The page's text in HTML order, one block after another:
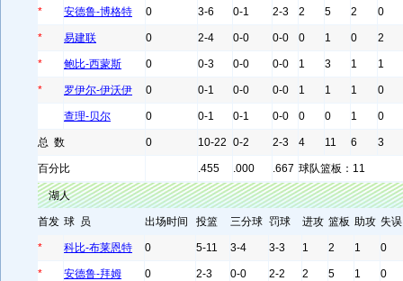
* 安德鲁-博格特 0 3-6 0-1 2-3 2 5 2 0
* 易建联 0 2-4 0-0 0-0 0 1 0 2
* 鲍比-西蒙斯 0 0-3 0-0 0-0 1 3 1 1
* 罗伊尔-伊沃伊 0 0-1 0-0 0-0 1 1 1 0
查理-贝尔 0 0-1 0-1 0-0 0 0 1 0
总 数 0 10-22 0-2 2-3 4 11 6 3
百分比 .455 .000 .667 球队篮板：11
湖人
首发 球 员 出场时间 投篮 三分球 罚球 进攻 篮板 助攻 失误
* 科比-布莱恩特 0 5-11 3-4 3-3 1 2 1 0
* 安德鲁-拜姆 0 2-3 0-0 2-2 2 5 1 0